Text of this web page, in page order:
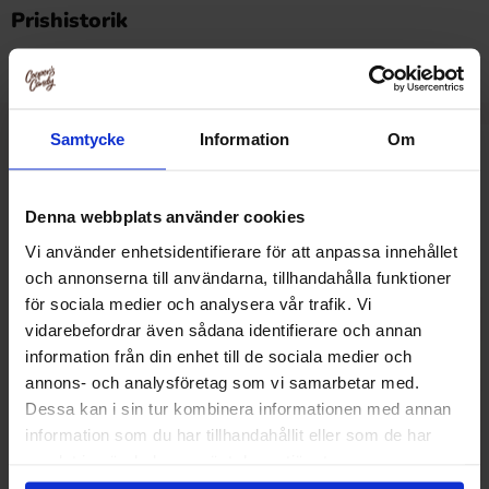
Samtycke Information Om
Denna webbplats använder cookies
Vi använder enhetsidentifierare för att anpassa innehållet
och annonserna till användarna, tillhandahålla funktioner
för sociala medier och analysera vår trafik. Vi
vidarebefordrar även sådana identifierare och annan
information från din enhet till de sociala medier och
annons- och analysföretag som vi samarbetar med.
Dessa kan i sin tur kombinera informationen med annan
information som du har tillhandahållit eller som de har
Prishistorik
Laveste pris i de sidste 30 dage er 17.90 kr (2026-08-06)
Relaterede produkter